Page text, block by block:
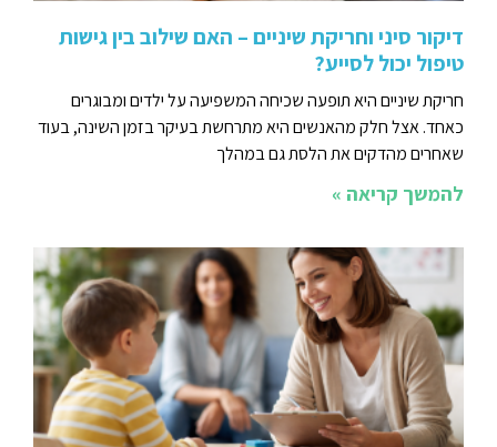
דיקור סיני וחריקת שיניים – האם שילוב בין גישות
טיפול יכול לסייע?
חריקת שיניים היא תופעה שכיחה המשפיעה על ילדים ומבוגרים
כאחד. אצל חלק מהאנשים היא מתרחשת בעיקר בזמן השינה, בעוד
שאחרים מהדקים את הלסת גם במהלך
להמשך קריאה »